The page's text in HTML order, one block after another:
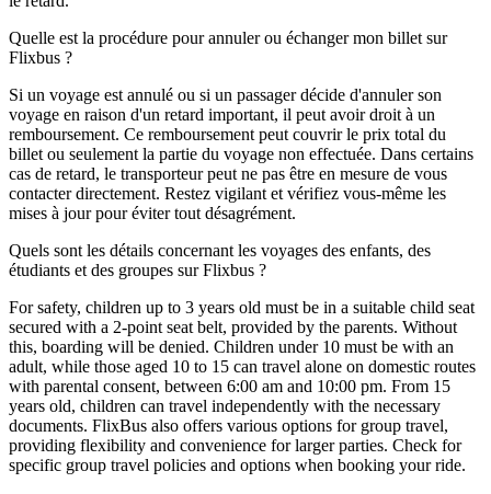
Quelle est la procédure pour annuler ou échanger mon billet sur
Flixbus ?
Si un voyage est annulé ou si un passager décide d'annuler son
voyage en raison d'un retard important, il peut avoir droit à un
remboursement. Ce remboursement peut couvrir le prix total du
billet ou seulement la partie du voyage non effectuée. Dans certains
cas de retard, le transporteur peut ne pas être en mesure de vous
contacter directement. Restez vigilant et vérifiez vous-même les
mises à jour pour éviter tout désagrément.
Quels sont les détails concernant les voyages des enfants, des
étudiants et des groupes sur Flixbus ?
For safety, children up to 3 years old must be in a suitable child seat
secured with a 2-point seat belt, provided by the parents. Without
this, boarding will be denied. Children under 10 must be with an
adult, while those aged 10 to 15 can travel alone on domestic routes
with parental consent, between 6:00 am and 10:00 pm. From 15
years old, children can travel independently with the necessary
documents. FlixBus also offers various options for group travel,
providing flexibility and convenience for larger parties. Check for
specific group travel policies and options when booking your ride.